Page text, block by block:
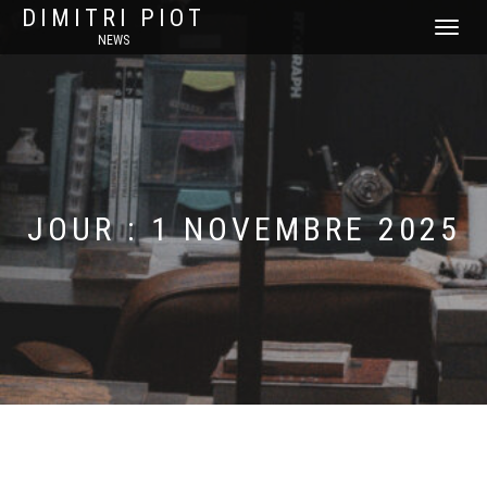
DIMITRI PIOT
NEWS
DÉPLIER
JOUR :1 NOVEMBRE 2025